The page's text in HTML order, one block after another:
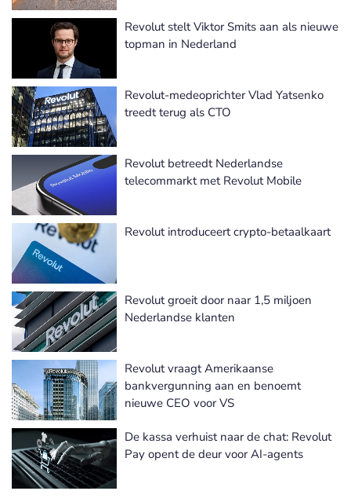
Revolut stelt Viktor Smits aan als nieuwe
topman in Nederland
Revolut-medeoprichter Vlad Yatsenko
treedt terug als CTO
Revolut betreedt Nederlandse
telecommarkt met Revolut Mobile
Revolut introduceert crypto-betaalkaart
Revolut groeit door naar 1,5 miljoen
Nederlandse klanten
Revolut vraagt Amerikaanse
bankvergunning aan en benoemt
nieuwe CEO voor VS
De kassa verhuist naar de chat: Revolut
Pay opent de deur voor AI-agents